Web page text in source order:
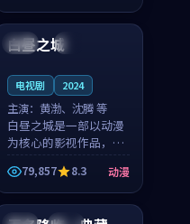
凑，值得推荐观看。
泰国 4K
白昼之城
电视剧 2024
主演： 黄渤、沈腾 等
白昼之城是一部以动漫
为核心的影视作品，围
绕危机、反转与人物成
长展开，整体节奏紧
凑，值得推荐观看。
79,857 8.3 动漫